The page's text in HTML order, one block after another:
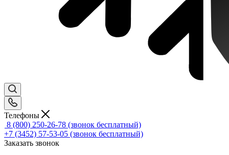
Телефоны
8 (800) 250-26-78 (звонок бесплатный)
+7 (3452) 57-53-05 (звонок бесплатный)
Заказать звонок